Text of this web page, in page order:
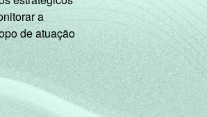
realizadas em
os estudantes, aposentados e as
do chefe de família e a
alcançada por domicílio é associada
este indicador.
a
de atuação